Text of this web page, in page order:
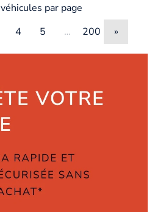
véhicules par page
4 5 … 200 »